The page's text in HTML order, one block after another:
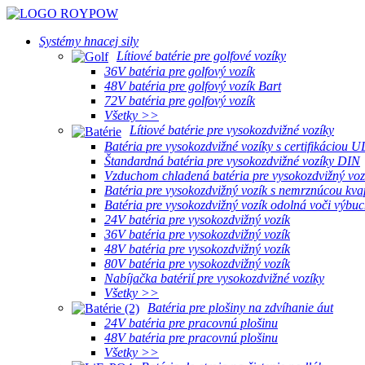
Systémy hnacej sily
Lítiové batérie pre golfové vozíky
36V batéria pre golfový vozík
48V batéria pre golfový vozík Bart
72V batéria pre golfový vozík
Všetky >>
Lítiové batérie pre vysokozdvižné vozíky
Batéria pre vysokozdvižné vozíky s certifikáciou
Štandardná batéria pre vysokozdvižné vozíky DIN
Vzduchom chladená batéria pre vysokozdvižný
Batéria pre vysokozdvižný vozík s nemrznúcou
Batéria pre vysokozdvižný vozík odolná voči
24V batéria pre vysokozdvižný vozík
36V batéria pre vysokozdvižný vozík
48V batéria pre vysokozdvižný vozík
80V batéria pre vysokozdvižný vozík
Nabíjačka batérií pre vysokozdvižné vozíky
Všetky >>
Batéria pre plošiny na zdvíhanie áut
24V batéria pre pracovnú plošinu
48V batéria pre pracovnú plošinu
Všetky >>